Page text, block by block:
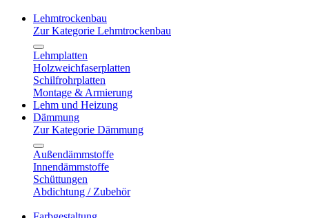
Lehmtrockenbau
Zur Kategorie Lehmtrockenbau
Lehmplatten
Holzweichfaserplatten
Schilfrohrplatten
Montage & Armierung
Lehm und Heizung
Dämmung
Zur Kategorie Dämmung
Außendämmstoffe
Innendämmstoffe
Schüttungen
Abdichtung / Zubehör